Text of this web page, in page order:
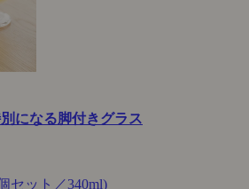
になる脚付きグラス
セット／340ml)